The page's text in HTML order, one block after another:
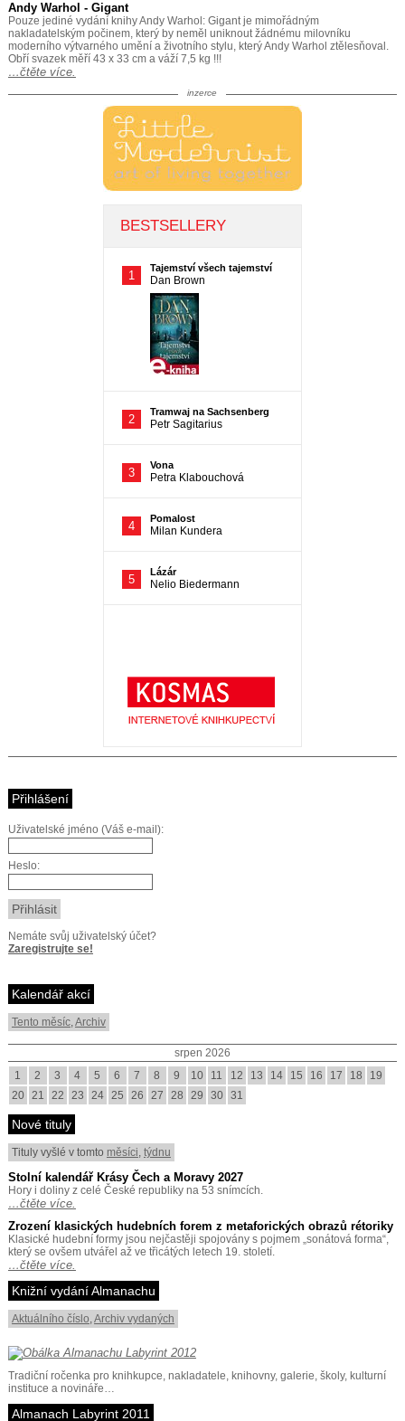
Andy Warhol - Gigant
Pouze jediné vydání knihy Andy Warhol: Gigant je mimořádným
nakladatelským počinem, který by neměl uniknout žádnému milovníku
moderního výtvarného umění a životního stylu, který Andy Warhol ztělesňoval.
Obří svazek měří 43 x 33 cm a váží 7,5 kg !!!
…čtěte více.
inzerce
Přihlášení
Uživatelské jméno (Váš e-mail):
Heslo:
Nemáte svůj uživatelský účet?
Zaregistrujte se!
Kalendář akcí
Tento měsíc,Archiv
srpen 2026
1
2 3 4 5 6 7 8 9 10 11 12 13 14 15 16 17 18
19
20 21 22 23 24 25 26 27 28 29 30 31
Nové tituly
Tituly vyšlé v tomto měsíci, týdnu
Stolní kalendář Krásy Čech a Moravy 2027
Hory i doliny z celé České republiky na 53 snímcích.
…čtěte více.
Zrození klasických hudebních forem z metaforických obrazů rétoriky
Klasické hudební formy jsou nejčastěji spojovány s pojmem „sonátová forma“,
který se ovšem utvářel až ve třicátých letech 19. století.
…čtěte více.
Knižní vydání Almanachu
Aktuálního číslo,Archiv vydaných
Tradiční ročenka pro knihkupce, nakladatele, knihovny, galerie, školy, kulturní
instituce a novináře…
Almanach Labyrint 2011